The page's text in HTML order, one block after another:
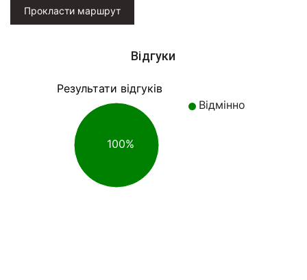
Прокласти маршрут
Відгуки
Результати відгуків
Відмінно
100%